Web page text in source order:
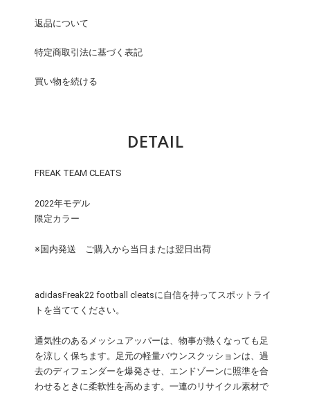
返品について
特定商取引法に基づく表記
買い物を続ける
DETAIL
FREAK TEAM CLEATS
2022年モデル
限定カラー
※国内発送 ご購入から当日または翌日出荷
adidasFreak22 football cleatsに自信を持ってスポットライ
トを当ててください。
通気性のあるメッシュアッパーは、物事が熱くなっても足
を涼しく保ちます。足元の軽量バウンスクッションは、過
去のディフェンダーを爆発させ、エンドゾーンに照準を合
わせるときに柔軟性を高めます。一連のリサイクル素材で